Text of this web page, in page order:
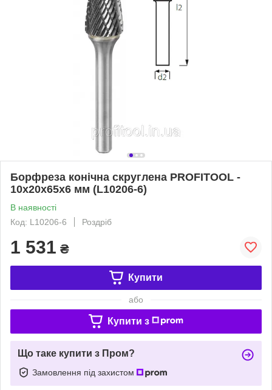
Борфреза конічна скруглена PROFITOOL -
10х20х65x6 мм (L10206-6)
В наявності
Код: L10206-6
Роздріб
1 531 ₴
Купити
або
Купити з
Що таке купити з Пром?
Замовлення під захистом